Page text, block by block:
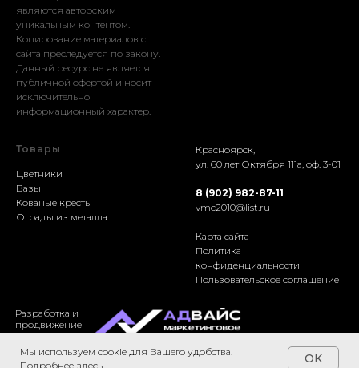
являются авторским
уникальным контентом.
Копирование материалов с
сайта преследуется по закону.
Данный ресурс не является
публичной офертой и носит
исключительно
информационный характер.
Товары
Цветники
Вазы
Кованые кресты
Ограды из металла
Красноярск,
ул. 60 лет Октября 111а, оф. 3-01
8 (902) 982-87-11
vmc2010@list.ru
Карта сайта
Политика
конфиденциальности
Пользовательское соглашение
Разработка и
продвижение
Мы используем cookie для Вашего удобства.
Подробнее здесь OK